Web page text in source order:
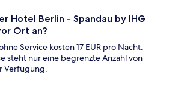
Hotel Berlin - Spandau by IHG
Ort an?
Service kosten 17 EUR pro Nacht.
steht nur eine begrenzte Anzahl von
Verfügung.